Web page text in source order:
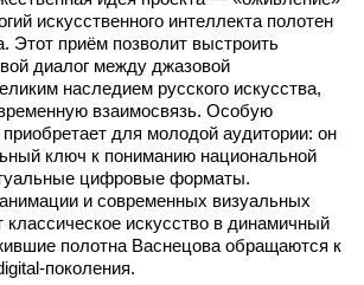
искусственного интеллекта полотен
Этот приём позволит выстроить
диалог между джазовой
наследием русского искусства,
взаимосвязь. Особую
приобретает для молодой аудитории: он
ключ к пониманию национальной
цифровые форматы.
и современных визуальных
классическое искусство в динамичный
полотна Васнецова обращаются к
поколения.